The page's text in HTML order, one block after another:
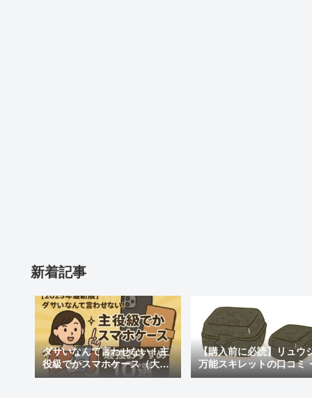
新着記事
ダサいなんて言わせない！主
役級でかスマホケース（大き
めの）最強おすすめ10選
【購入前に必読】リュウ
万能スキレットの口コミ
判まとめ｜後悔しないた